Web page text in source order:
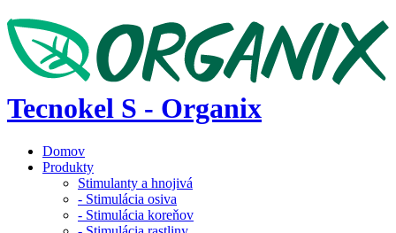
Tecnokel S - Organix
Domov
Produkty
Stimulanty a hnojivá
- Stimulácia osiva
- Stimulácia koreňov